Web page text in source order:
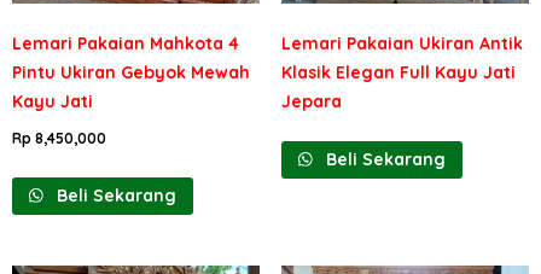
Lemari Pakaian Mahkota 4
Pintu Ukiran Gebyok Mewah
Kayu Jati
Rp 8,450,000
Beli Sekarang
Lemari Pakaian Ukiran Antik
Klasik Elegan Full Kayu Jati
Jepara
Beli Sekarang